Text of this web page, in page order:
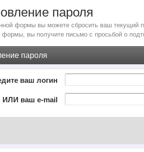
пароля
формы вы можете сбросить ваш текущий
формы, вы получите письмо с просьбой о
пароля
ваш логин
ИЛИ ваш e-mail